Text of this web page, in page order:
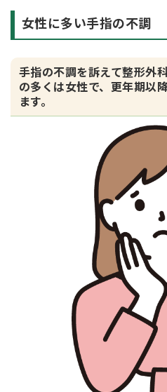
女性に多い手指の不調
手指の不調を訴えて整形外
の多くは女性で、更年期以
ます。